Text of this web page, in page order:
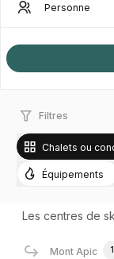
Filtres
Chalets ou
Équipements
Les centres de
Mont Apic
1